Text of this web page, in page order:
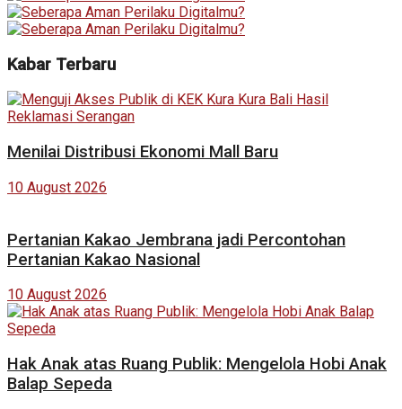
Kabar Terbaru
Menilai Distribusi Ekonomi Mall Baru
10 August 2026
Pertanian Kakao Jembrana jadi Percontohan
Pertanian Kakao Nasional
10 August 2026
Hak Anak atas Ruang Publik: Mengelola Hobi Anak
Balap Sepeda